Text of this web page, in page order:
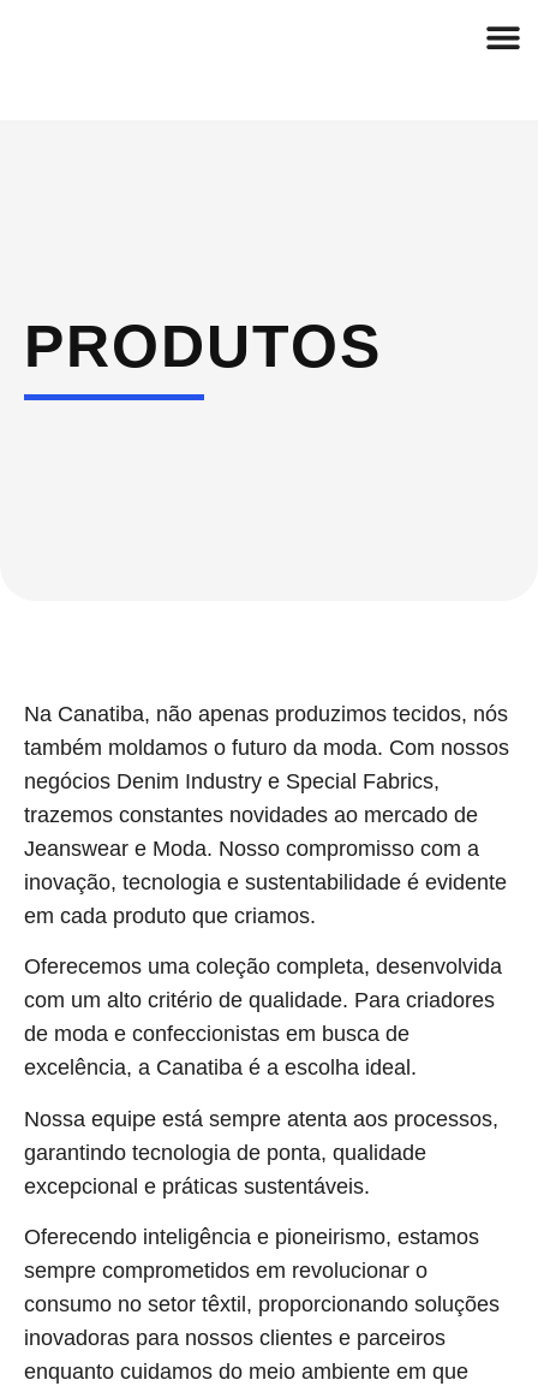
PRODUTOS
Na Canatiba, não apenas produzimos tecidos, nós
também moldamos o futuro da moda. Com nossos
negócios Denim Industry e Special Fabrics,
trazemos constantes novidades ao mercado de
Jeanswear e Moda. Nosso compromisso com a
inovação, tecnologia e sustentabilidade é evidente
em cada produto que criamos.
Oferecemos uma coleção completa, desenvolvida
com um alto critério de qualidade. Para criadores
de moda e confeccionistas em busca de
excelência, a Canatiba é a escolha ideal.
Nossa equipe está sempre atenta aos processos,
garantindo tecnologia de ponta, qualidade
excepcional e práticas sustentáveis.
Oferecendo inteligência e pioneirismo, estamos
sempre comprometidos em revolucionar o
consumo no setor têxtil, proporcionando soluções
inovadoras para nossos clientes e parceiros
enquanto cuidamos do meio ambiente em que